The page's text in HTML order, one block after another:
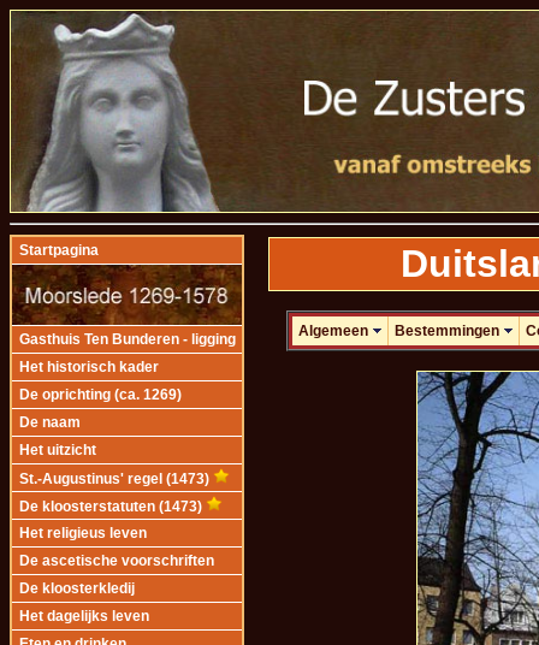
Startpagina
Gasthuis Ten Bunderen - ligging
Het historisch kader
De oprichting (ca. 1269)
De naam
Het uitzicht
St.-Augustinus' regel (1473)
De kloosterstatuten (1473)
Het religieus leven
De ascetische voorschriften
De kloosterkledij
Het dagelijks leven
Algemeen Bestemmingen